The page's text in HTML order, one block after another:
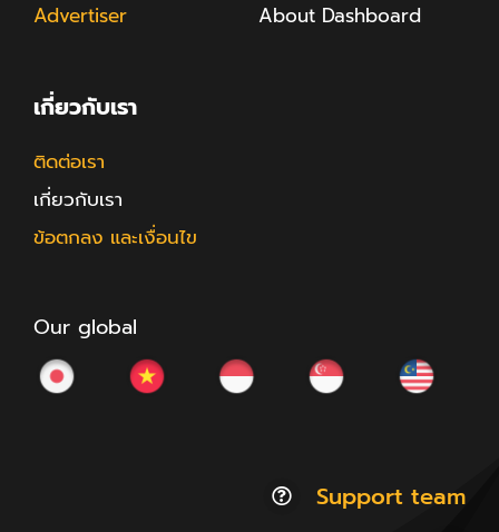
Advertiser
About Dashboard
เกี่ยวกับเรา
ติดต่อเรา
เกี่ยวกับเรา
ข้อตกลง และเงื่อนไข
Our global
Support team